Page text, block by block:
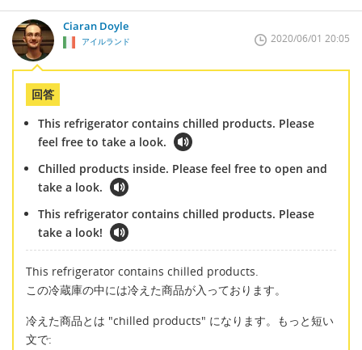
Ciaran Doyle
アイルランド 2020/06/01 20:05
回答
This refrigerator contains chilled products. Please
feel free to take a look.
Chilled products inside. Please feel free to open and
take a look.
This refrigerator contains chilled products. Please
take a look!
This refrigerator contains chilled products.
この冷蔵庫の中には冷えた商品が入っております。
冷えた商品とは "chilled products" になります。もっと短い
文で: